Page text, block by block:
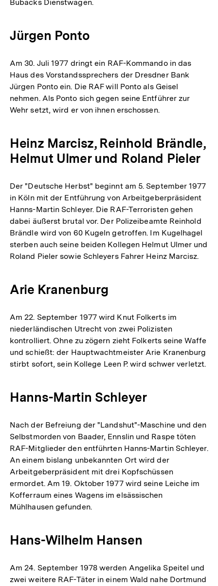
Bubacks Dienstwagen.
Jürgen Ponto
Am 30. Juli 1977 dringt ein RAF-Kommando in das
Haus des Vorstandssprechers der Dresdner Bank
Jürgen Ponto ein. Die RAF will Ponto als Geisel
nehmen. Als Ponto sich gegen seine Entführer zur
Wehr setzt, wird er von ihnen erschossen.
Heinz Marcisz, Reinhold Brändle,
Helmut Ulmer und Roland Pieler
Der "Deutsche Herbst" beginnt am 5. September 1977
in Köln mit der Entführung von Arbeitgeberpräsident
Hanns-Martin Schleyer. Die RAF-Terroristen gehen
dabei äußerst brutal vor. Der Polizeibeamte Reinhold
Brändle wird von 60 Kugeln getroffen. Im Kugelhagel
sterben auch seine beiden Kollegen Helmut Ulmer und
Roland Pieler sowie Schleyers Fahrer Heinz Marcisz.
Arie Kranenburg
Am 22. September 1977 wird Knut Folkerts im
niederländischen Utrecht von zwei Polizisten
kontrolliert. Ohne zu zögern zieht Folkerts seine Waffe
und schießt: der Hauptwachtmeister Arie Kranenburg
stirbt sofort, sein Kollege Leen P. wird schwer verletzt.
Hanns-Martin Schleyer
Nach der Befreiung der "Landshut"-Maschine und den
Selbstmorden von Baader, Ennslin und Raspe töten
RAF-Mitglieder den entführten Hanns-Martin Schleyer.
An einem bislang unbekannten Ort wird der
Arbeitgeberpräsident mit drei Kopfschüssen
ermordet. Am 19. Oktober 1977 wird seine Leiche im
Kofferraum eines Wagens im elsässischen
Mühlhausen gefunden.
Hans-Wilhelm Hansen
Am 24. September 1978 werden Angelika Speitel und
zwei weitere RAF-Täter in einem Wald nahe Dortmund